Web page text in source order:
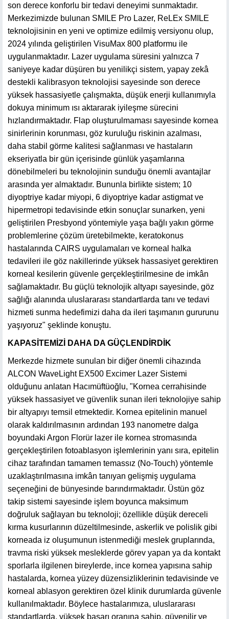
son derece konforlu bir tedavi deneyimi sunmaktadır.
Merkezimizde bulunan SMILE Pro Lazer, ReLEx SMILE
teknolojisinin en yeni ve optimize edilmiş versiyonu olup,
2024 yılında geliştirilen VisuMax 800 platformu ile
uygulanmaktadır. Lazer uygulama süresini yalnızca 7
saniyeye kadar düşüren bu yenilikçi sistem, yapay zekâ
destekli kalibrasyon teknolojisi sayesinde son derece
yüksek hassasiyetle çalışmakta, düşük enerji kullanımıyla
dokuya minimum ısı aktararak iyileşme sürecini
hızlandırmaktadır. Flap oluşturulmaması sayesinde kornea
sinirlerinin korunması, göz kuruluğu riskinin azalması,
daha stabil görme kalitesi sağlanması ve hastaların
ekseriyatla bir gün içerisinde günlük yaşamlarına
dönebilmeleri bu teknolojinin sunduğu önemli avantajlar
arasında yer almaktadır. Bununla birlikte sistem; 10
diyoptriye kadar miyopi, 6 diyoptriye kadar astigmat ve
hipermetropi tedavisinde etkin sonuçlar sunarken, yeni
geliştirilen Presbyond yöntemiyle yaşa bağlı yakın görme
problemlerine çözüm üretebilmekte, keratokonus
hastalarında CAIRS uygulamaları ve korneal halka
tedavileri ile göz nakillerinde yüksek hassasiyet gerektiren
korneal kesilerin güvenle gerçekleştirilmesine de imkân
sağlamaktadır. Bu güçlü teknolojik altyapı sayesinde, göz
sağlığı alanında uluslararası standartlarda tanı ve tedavi
hizmeti sunma hedefimizi daha da ileri taşımanın gururunu
yaşıyoruz" şeklinde konuştu.
KAPASİTEMİZİ DAHA DA GÜÇLENDİRDİK
Merkezde hizmete sunulan bir diğer önemli cihazında
ALCON WaveLight EX500 Excimer Lazer Sistemi
olduğunu anlatan Hacımüftüoğlu, "Kornea cerrahisinde
yüksek hassasiyet ve güvenlik sunan ileri teknolojiye sahip
bir altyapıyı temsil etmektedir. Kornea epitelinin manuel
olarak kaldırılmasının ardından 193 nanometre dalga
boyundaki Argon Florür lazer ile kornea stromasında
gerçekleştirilen fotoablasyon işlemlerinin yanı sıra, epitelin
cihaz tarafından tamamen temassız (No-Touch) yöntemle
uzaklaştırılmasına imkân tanıyan gelişmiş uygulama
seçeneğini de bünyesinde barındırmaktadır. Üstün göz
takip sistemi sayesinde işlem boyunca maksimum
doğruluk sağlayan bu teknoloji; özellikle düşük dereceli
kırma kusurlarının düzeltilmesinde, askerlik ve polislik gibi
korneada iz oluşumunun istenmediği meslek gruplarında,
travma riski yüksek mesleklerde görev yapan ya da kontakt
sporlarla ilgilenen bireylerde, ince kornea yapısına sahip
hastalarda, kornea yüzey düzensizliklerinin tedavisinde ve
korneal ablasyon gerektiren özel klinik durumlarda güvenle
kullanılmaktadır. Böylece hastalarımıza, uluslararası
standartlarda, yüksek başarı oranına sahip, güvenilir ve